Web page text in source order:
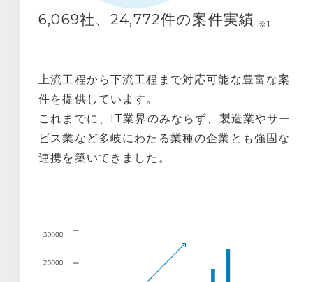
6,069社、24,772件の案件実績 ※1
上流工程から下流工程まで対応可能な豊富な案
件を提供しています。
これまでに、IT業界のみならず、製造業やサー
ビス業など多岐にわたる業種の企業とも強固な
連携を築いてきました。